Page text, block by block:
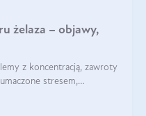
żelaza – objawy,
z koncentracją, zawroty
stresem,